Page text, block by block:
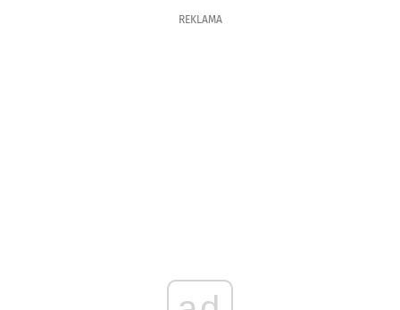
REKLAMA